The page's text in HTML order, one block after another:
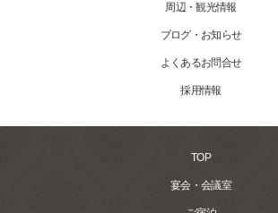
周辺・観光情報
ブログ・お知らせ
よくあるお問合せ
採用情報
TOP
宴会・会議室